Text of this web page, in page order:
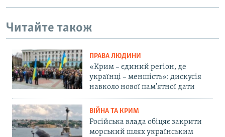
Читайте також
ПРАВА ЛЮДИНИ
«Крим – єдиний регіон, де
українці – меншість»: дискусія
навколо нової пам'ятної дати
ВІЙНА ТА КРИМ
Російська влада обіцяє закрити
морський шлях українським